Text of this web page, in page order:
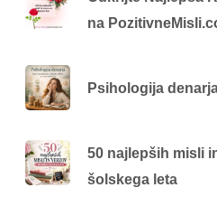
na
Psihologija
50 najlepših misli
šolskega leta